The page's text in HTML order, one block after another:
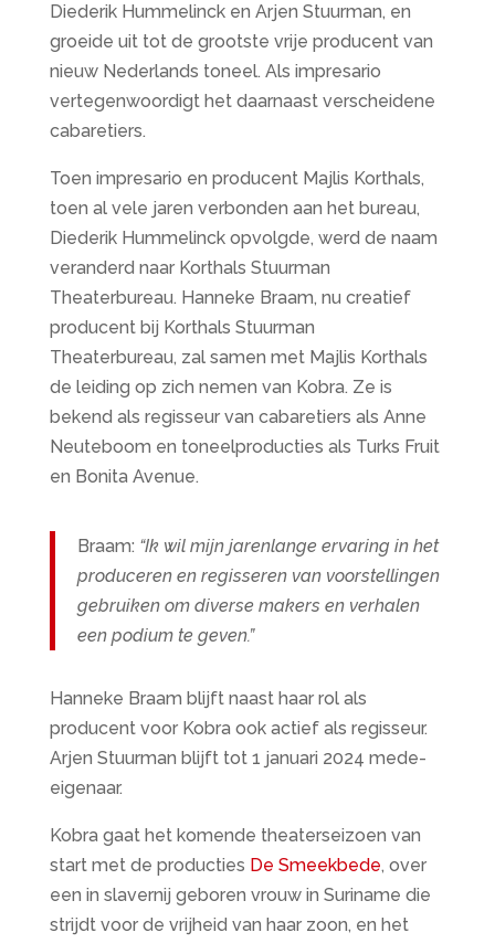
Diederik Hummelinck en Arjen Stuurman, en
groeide uit tot de grootste vrije producent van
nieuw Nederlands toneel. Als impresario
vertegenwoordigt het daarnaast verscheidene
cabaretiers.
Toen impresario en producent Majlis Korthals,
toen al vele jaren verbonden aan het bureau,
Diederik Hummelinck opvolgde, werd de naam
veranderd naar Korthals Stuurman
Theaterbureau. Hanneke Braam, nu creatief
producent bij Korthals Stuurman
Theaterbureau, zal samen met Majlis Korthals
de leiding op zich nemen van Kobra. Ze is
bekend als regisseur van cabaretiers als Anne
Neuteboom en toneelproducties als Turks Fruit
en Bonita Avenue.
Braam: “Ik wil mijn jarenlange ervaring in het
produceren en regisseren van voorstellingen
gebruiken om diverse makers en verhalen
een podium te geven.”
Hanneke Braam blijft naast haar rol als
producent voor Kobra ook actief als regisseur.
Arjen Stuurman blijft tot 1 januari 2024 mede-
eigenaar.
Kobra gaat het komende theaterseizoen van
start met de producties De Smeekbede, over
een in slavernij geboren vrouw in Suriname die
strijdt voor de vrijheid van haar zoon, en het